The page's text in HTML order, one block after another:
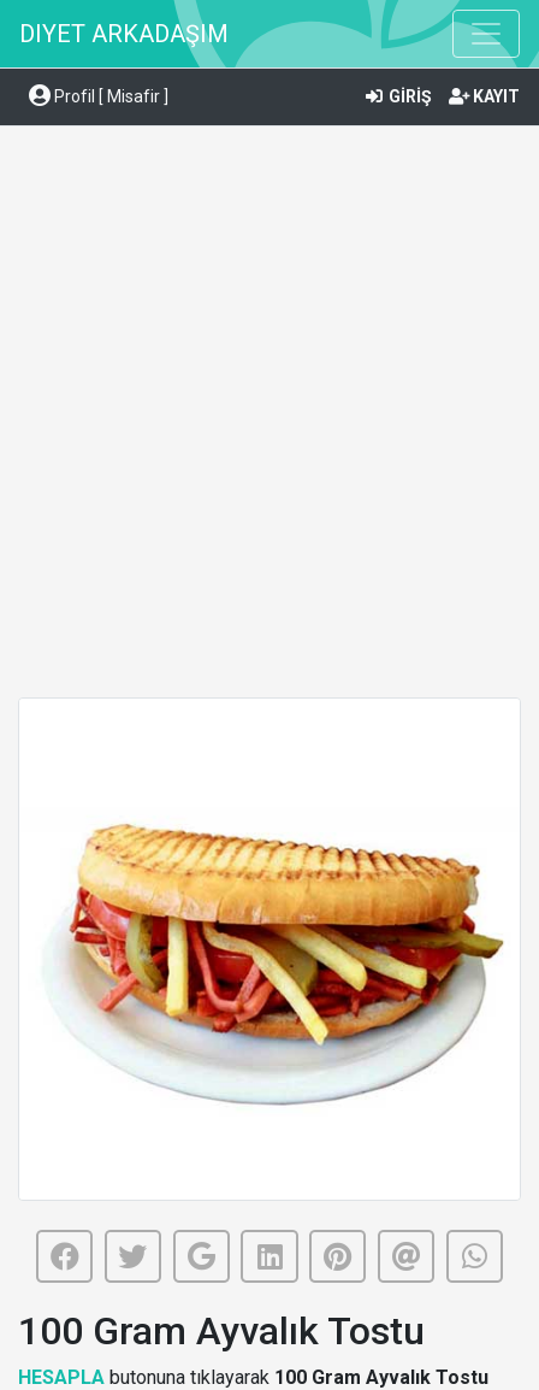
DIYET ARKADAŞIM
Profil [ Misafir ] GİRİŞ KAYIT
100 Gram Ayvalık Tostu
HESAPLA butonuna tıklayarak 100 Gram Ayvalık Tostu